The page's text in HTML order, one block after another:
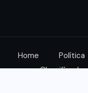
Home Política
Classificados